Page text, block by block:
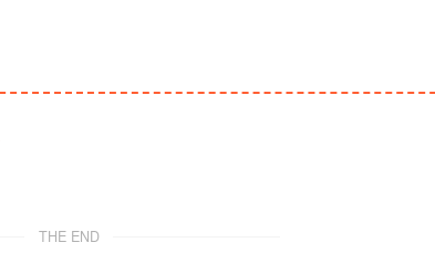
THE END